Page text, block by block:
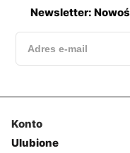
Newsletter:
Konto
Ulubione